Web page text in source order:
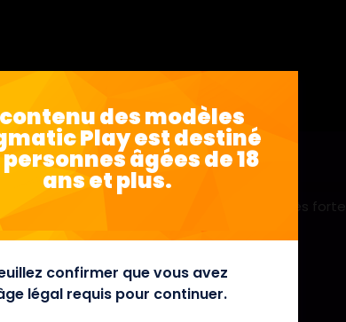
3×3, 1 ligne, avec une table de paiement très forte.
contenu des modèles
Play est destiné
âgées de 18
ans et plus.
confirmer que vous avez
légal requis pour continuer.